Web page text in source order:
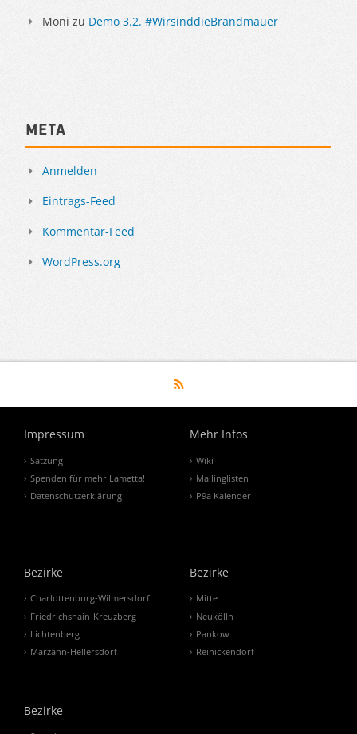
Moni zu Demo 3.2. #WirsinddieBrandmauer
Meta
Anmelden
Eintrags-Feed
Kommentar-Feed
WordPress.org
Impressum
Satzung
Spenden für mehr Lametta!
Datenschutzerklärung
Mehr Infos
Wiki
Mailinglisten
P9a Kalender
Bezirke
Charlottenburg-Wilmersdorf
Friedrichshain-Kreuzberg
Lichtenberg
Marzahn-Hellersdorf
Bezirke
Mitte
Neukölln
Pankow
Reinickendorf
Bezirke